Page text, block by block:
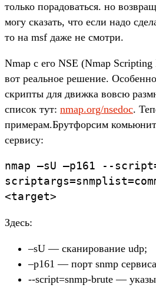
только порадоваться. но
могу сказать, что если надо
то на msf даже не смотри.
Nmap с его NSE (Nmap
вот реальное решение.
скрипты для движка вовсю
список тут: nmap.org/nsedoc.
примерам.Брутфорсим
сервису:
nmap –sU –p161 --
<target>
Здесь:
–sU — сканирование udp;
–p161 — порт snmp
--script=snmp-brute —